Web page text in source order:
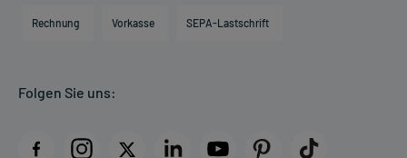
Direktabrechnung PKV
AGB
Datenschutz
Rechnung Vorkasse SEPA-Lastschrift
Folgen Sie uns: